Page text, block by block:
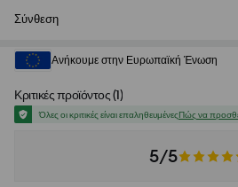
Σύνθεση
Ανήκουμε στην Ευρωπαϊκή Ένωση
Κριτικές προϊόντος(1)
Όλες οι κριτικές είναι επαληθευμένεςΠώς να
5/5